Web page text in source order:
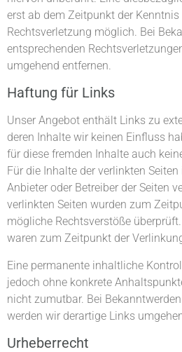
erst ab dem Zeitpunkt der Kenntnis
Rechtsverletzung möglich. Bei
entsprechenden
umgehend entfernen.
Haftung für Links
Unser Angebot enthält Links zu
deren Inhalte wir keinen Einfluss
für diese fremden Inhalte auch
Für die Inhalte der verlinkten
Anbieter oder Betreiber der Seiten
verlinkten Seiten wurden zum
mögliche Rechtsverstöße
waren zum Zeitpunkt der
Eine permanente inhaltliche
jedoch ohne konkrete
nicht zumutbar. Bei
werden wir derartige Links
Urheberrecht